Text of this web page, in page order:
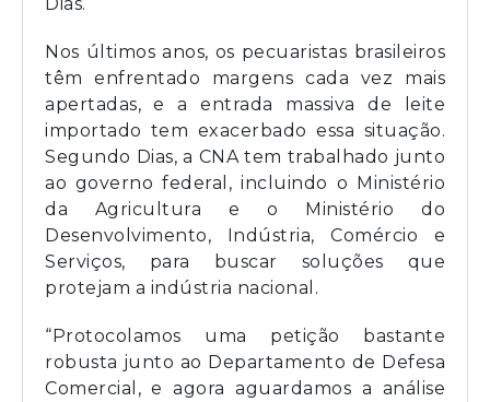
Nos últimos anos, os pecuaristas brasileiros
têm enfrentado margens cada vez mais
apertadas, e a entrada massiva de leite
importado tem exacerbado essa situação.
Segundo Dias, a CNA tem trabalhado junto
ao governo federal, incluindo o Ministério
da Agricultura e o Ministério do
Desenvolvimento, Indústria, Comércio e
Serviços, para buscar soluções que
protejam a indústria nacional.
“Protocolamos uma petição bastante
robusta junto ao Departamento de Defesa
Comercial, e agora aguardamos a análise